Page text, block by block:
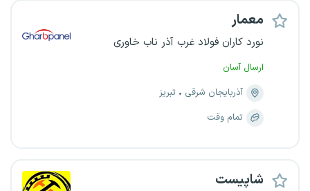
معمار
نورد کاران فولاد غرب آذر ناب خاوری
ارسال آسان
آذربایجان شرقی
تبریز
تمام وقت
شاپیست